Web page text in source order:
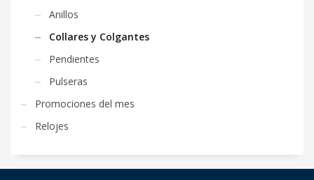
Anillos
Collares y Colgantes
Pendientes
Pulseras
Promociones del mes
Relojes